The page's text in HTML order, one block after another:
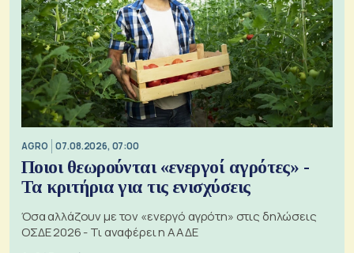
AGRO 07.08.2026, 07:00
Ποιοι θεωρούνται «ενεργοί αγρότες» -
Τα κριτήρια για τις ενισχύσεις
Όσα αλλάζουν με τον «ενεργό αγρότη» στις δηλώσεις
ΟΣΔΕ 2026 - Τι αναφέρει η ΑΑΔΕ